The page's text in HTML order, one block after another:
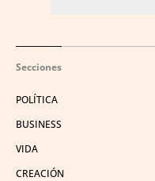
Secciones
POLÍTICA
BUSINESS
VIDA
CREACIÓN